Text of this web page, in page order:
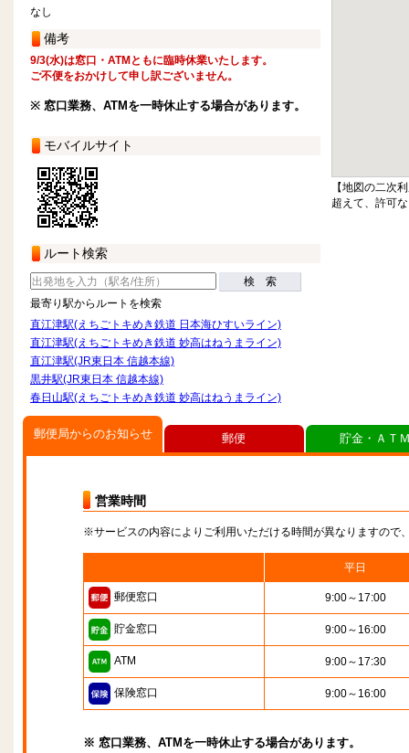
なし
備考
9/3(水)は窓口・ATMともに臨時休業いたします。
ご不便をおかけして申し訳ございません。
※ 窓口業務、ATMを一時休止する場合があります。
モバイルサイト
ルート検索
検 索
最寄り駅からルートを検索
直江津駅(えちごトキめき鉄道 日本海ひすいライン)
直江津駅(えちごトキめき鉄道 妙高はねうまライン)
直江津駅(JR東日本 信越本線)
黒井駅(JR東日本 信越本線)
春日山駅(えちごトキめき鉄道 妙高はねうまライン)
【地図の二次
超えて、許可
郵便局からのお知らせ
営業時間
※サービスの内容によりご利用いただける時間が異なりますので
平日
郵便窓口 9:00～17:00
貯金窓口 9:00～16:00
ATM 9:00～17:30
保険窓口 9:00～16:00
※ 窓口業務、ATMを一時休止する場合があります。
郵便 貯金・ＡＴ